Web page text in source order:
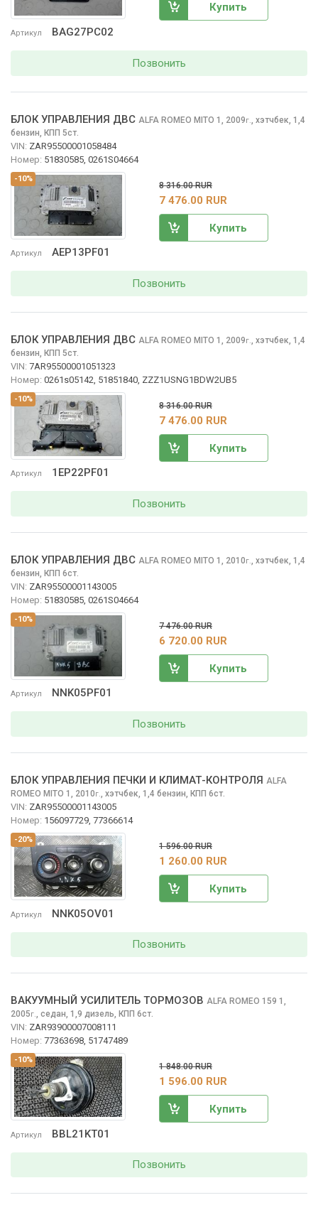
Артикул BAG27PC02
Купить
Позвонить
-10%
Артикул AEP13PF01
БЛОК УПРАВЛЕНИЯ ДВС ALFA ROMEO MITO 1, 2009г., хэтчбек, 1,4
бензин, КПП 5ст.
VIN: ZAR95500001058484
Номер: 51830585, 0261S04664
8 316.00 RUR
7 476.00 RUR
Купить
Позвонить
-10%
Артикул 1EP22PF01
БЛОК УПРАВЛЕНИЯ ДВС ALFA ROMEO MITO 1, 2009г., хэтчбек, 1,4
бензин, КПП 5ст.
VIN: 7AR95500001051323
Номер: 0261s05142, 51851840, ZZZ1USNG1BDW2UB5
8 316.00 RUR
7 476.00 RUR
Купить
Позвонить
-10%
Артикул NNK05PF01
БЛОК УПРАВЛЕНИЯ ДВС ALFA ROMEO MITO 1, 2010г., хэтчбек, 1,4
бензин, КПП 6ст.
VIN: ZAR95500001143005
Номер: 51830585, 0261S04664
7 476.00 RUR
6 720.00 RUR
Купить
Позвонить
-20%
Артикул NNK05OV01
БЛОК УПРАВЛЕНИЯ ПЕЧКИ И КЛИМАТ-КОНТРОЛЯ ALFA
ROMEO MITO 1, 2010г., хэтчбек, 1,4 бензин, КПП 6ст.
VIN: ZAR95500001143005
Номер: 156097729, 77366614
1 596.00 RUR
1 260.00 RUR
Купить
Позвонить
-10%
Артикул BBL21KT01
ВАКУУМНЫЙ УСИЛИТЕЛЬ ТОРМОЗОВ ALFA ROMEO 159 1,
2005г., седан, 1,9 дизель, КПП 6ст.
VIN: ZAR93900007008111
Номер: 77363698, 51747489
1 848.00 RUR
1 596.00 RUR
Купить
Позвонить